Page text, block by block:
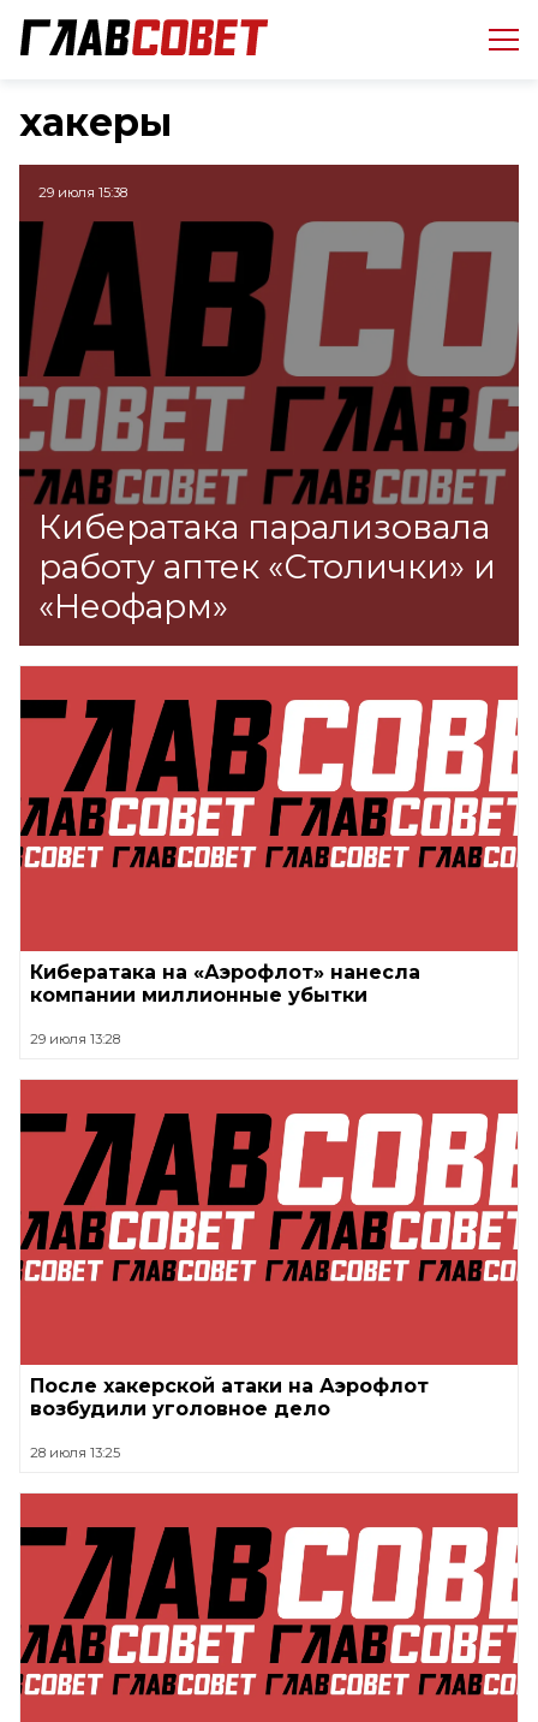
хакеры
29 июля 15:38
Кибератака парализовала
работу аптек «Столички» и
«Неофарм»
Кибератака на «Аэрофлот» нанесла
компании миллионные убытки
29 июля 13:28
После хакерской атаки на Аэрофлот
возбудили уголовное дело
28 июля 13:25